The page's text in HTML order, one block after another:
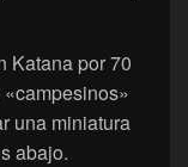
Katana por 70
una miniatura
abajo.